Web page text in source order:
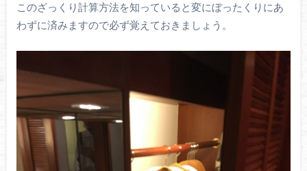
このざっくり計算方法を知っていると変にぼったくりにあ
わずに済みますので必ず覚えておきましょう。